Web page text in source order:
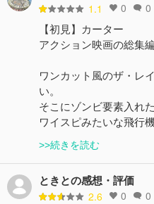
1.1 0 0
【初見】カーター
アクション映画の総集
ワンカット風のザ・レ
い。
そこにゾンビ要素入れた
ワイスピみたいな飛行
>>続きを読む
ときとの感想・評価
2.6 0 0